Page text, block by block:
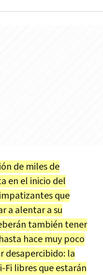
de miles de
en el inicio del
que
a alentar a su
también tener
hace muy poco
desapercibido: la
Fi libres que estarán